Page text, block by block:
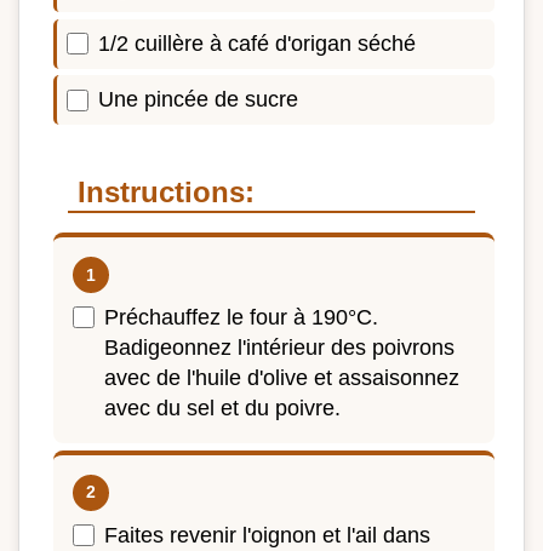
1/2 cuillère à café d'origan séché
Une pincée de sucre
Instructions:
Préchauffez le four à 190°C.
Badigeonnez l'intérieur des poivrons
avec de l'huile d'olive et assaisonnez
avec du sel et du poivre.
Faites revenir l'oignon et l'ail dans